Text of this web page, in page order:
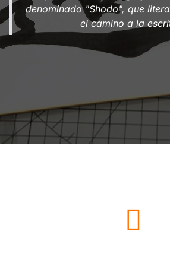
denominado "Shodo", que
el camino a la